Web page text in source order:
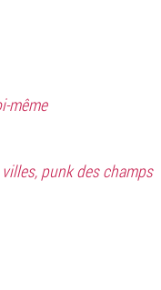
même
punk des champs